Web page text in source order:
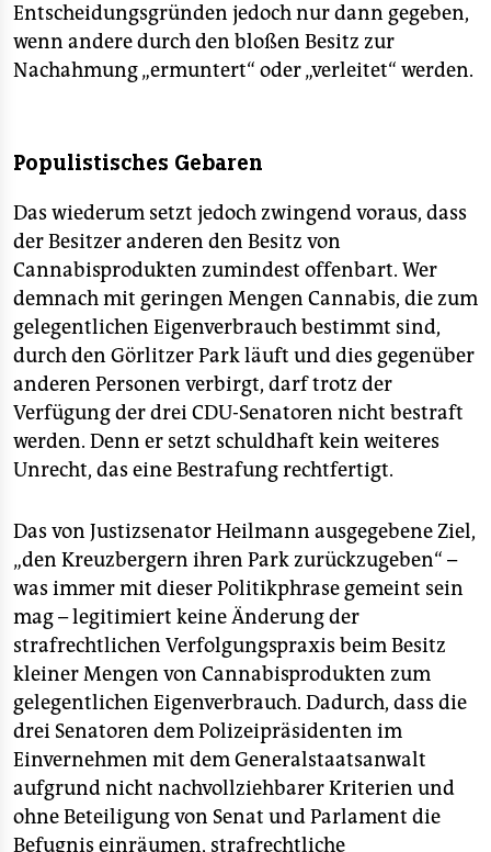
Entscheidungsgründen jedoch nur dann gegeben,
wenn andere durch den bloßen Besitz zur
Nachahmung „ermuntert“ oder „verleitet“ werden.
Populistisches Gebaren
Das wiederum setzt jedoch zwingend voraus, dass
der Besitzer anderen den Besitz von
Cannabisprodukten zumindest offenbart. Wer
demnach mit geringen Mengen Cannabis, die zum
gelegentlichen Eigenverbrauch bestimmt sind,
durch den Görlitzer Park läuft und dies gegenüber
anderen Personen verbirgt, darf trotz der
Verfügung der drei CDU-Senatoren nicht bestraft
werden. Denn er setzt schuldhaft kein weiteres
Unrecht, das eine Bestrafung rechtfertigt.
Das von Justizsenator Heilmann ausgegebene Ziel,
„den Kreuzbergern ihren Park zurückzugeben“ –
was immer mit dieser Politikphrase gemeint sein
mag – legitimiert keine Änderung der
strafrechtlichen Verfolgungspraxis beim Besitz
kleiner Mengen von Cannabisprodukten zum
gelegentlichen Eigenverbrauch. Dadurch, dass die
drei Senatoren dem Polizeipräsidenten im
Einvernehmen mit dem Generalstaatsanwalt
aufgrund nicht nachvollziehbarer Kriterien und
ohne Beteiligung von Senat und Parlament die
Befugnis einräumen, strafrechtliche